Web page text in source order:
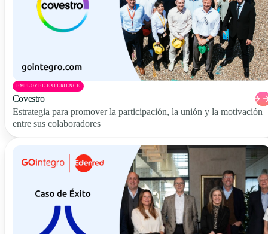
EMPLOYEE EXPERIENCE
Covestro
Estrategia para promover la participación, la unión y la motivación
entre sus colaboradores